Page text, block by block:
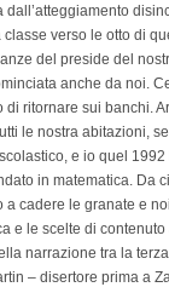
verso le otto di
del preside del
anche da noi.
ritornare sui banchi.
le nostra abitazioni,
e io quel
in matematica. Da
cadere le granate e
e le scelte di
narrazione tra la
– disertore prima a